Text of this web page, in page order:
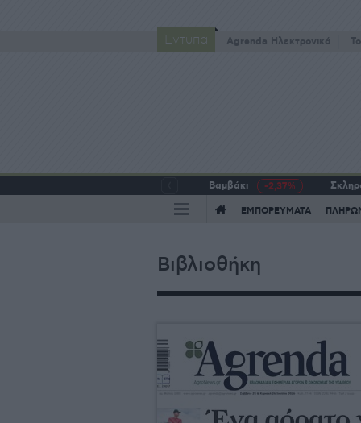
Έντυπα Agrenda Ηλεκτρονικά
Βαμβάκι -2,37%
ΕΜΠΟΡΕΥΜΑΤΑ
Βιβλιοθήκη